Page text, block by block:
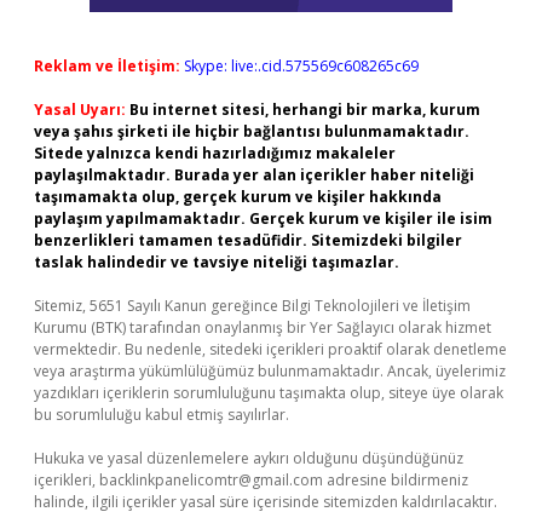
Reklam ve İletişim: Skype: live:.cid.575569c608265c69
Yasal Uyarı: Bu internet sitesi, herhangi bir marka, kurum
veya şahıs şirketi ile hiçbir bağlantısı bulunmamaktadır.
Sitede yalnızca kendi hazırladığımız makaleler
paylaşılmaktadır. Burada yer alan içerikler haber niteliği
taşımamakta olup, gerçek kurum ve kişiler hakkında
paylaşım yapılmamaktadır. Gerçek kurum ve kişiler ile isim
benzerlikleri tamamen tesadüfidir. Sitemizdeki bilgiler
taslak halindedir ve tavsiye niteliği taşımazlar.
Sitemiz, 5651 Sayılı Kanun gereğince Bilgi Teknolojileri ve İletişim
Kurumu (BTK) tarafından onaylanmış bir Yer Sağlayıcı olarak hizmet
vermektedir. Bu nedenle, sitedeki içerikleri proaktif olarak denetleme
veya araştırma yükümlülüğümüz bulunmamaktadır. Ancak, üyelerimiz
yazdıkları içeriklerin sorumluluğunu taşımakta olup, siteye üye olarak
bu sorumluluğu kabul etmiş sayılırlar.
Hukuka ve yasal düzenlemelere aykırı olduğunu düşündüğünüz
içerikleri, backlinkpanelicomtr@gmail.com adresine bildirmeniz
halinde, ilgili içerikler yasal süre içerisinde sitemizden kaldırılacaktır.